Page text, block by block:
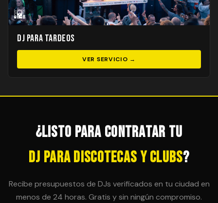
🌇
DJ para Tardeos
VER SERVICIO →
¿Listo para contratar tu
DJ para Discotecas y Clubs?
Recibe presupuestos de DJs verificados en tu ciudad en
menos de 24 horas. Gratis y sin ningún compromiso.